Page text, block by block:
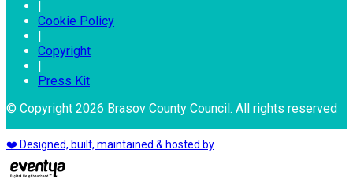
Cookie Policy
Copyright
Press Kit
© Copyright 2026 Brasov County Council. All rights reserved
❤️ Designed, built, maintained & hosted by